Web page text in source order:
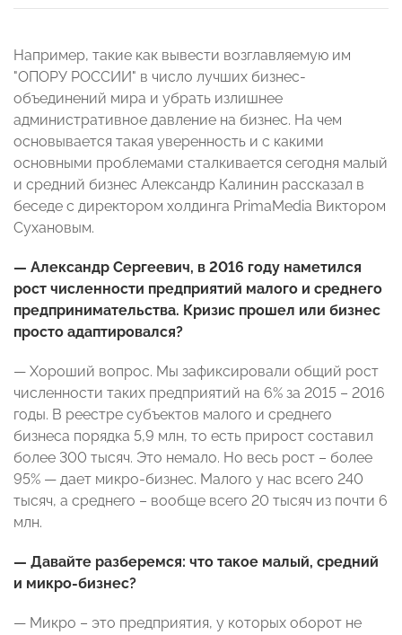
Например, такие как вывести возглавляемую им
"ОПОРУ РОССИИ" в число лучших бизнес-
объединений мира и убрать излишнее
административное давление на бизнес. На чем
основывается такая уверенность и с какими
основными проблемами сталкивается сегодня малый
и средний бизнес Александр Калинин рассказал в
беседе с директором холдинга PrimaMedia Виктором
Сухановым.
— Александр Сергеевич, в 2016 году наметился
рост численности предприятий малого и среднего
предпринимательства. Кризис прошел или бизнес
просто адаптировался?
— Хороший вопрос. Мы зафиксировали общий рост
численности таких предприятий на 6% за 2015 – 2016
годы. В реестре субъектов малого и среднего
бизнеса порядка 5,9 млн, то есть прирост составил
более 300 тысяч. Это немало. Но весь рост – более
95% — дает микро-бизнес. Малого у нас всего 240
тысяч, а среднего – вообще всего 20 тысяч из почти 6
млн.
— Давайте разберемся: что такое малый, средний
и микро-бизнес?
— Микро – это предприятия, у которых оборот не